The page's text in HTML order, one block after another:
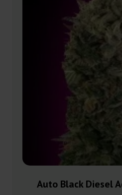
Auto Black Diesel